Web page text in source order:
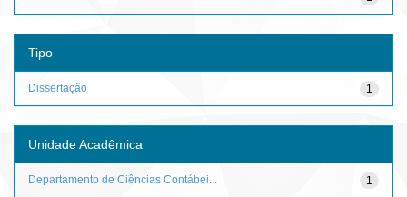
Tipo
1
Dissertação
Unidade Acadêmica
1
Departamento de Ciências Contábei...